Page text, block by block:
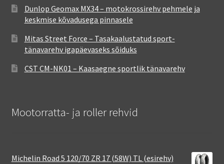
Dunlop Geomax MX34 – motokrossirehv pehmele ja
keskmise kõvadusega pinnasele
Mitas Street Force – Tasakaalustatud sport-
tänavarehv igapäevaseks sõiduks
CST CM-NK01 – Kaasaegne sportlik tänavarehv
Mootorratta- ja roller rehvid
Michelin Road 5 120/70 ZR 17 (58W) TL (esirehv)